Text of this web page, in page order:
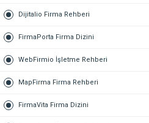
Dijitalio Firma Rehberi
FirmaPorta Firma Dizini
WebFirmio İşletme Rehberi
MapFirma Firma Rehberi
FirmaVita Firma Dizini